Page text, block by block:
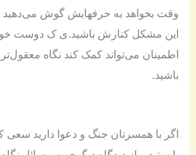
وقت بخواهد به حرفهایش گوش می‌دهید و
این مشکل کنارش باشید.ی ک دوست
اطمینان می‌تواند کمک کند نگاه
باشید.
اگر با همسرتان جنگ و دعوا دارید سعی